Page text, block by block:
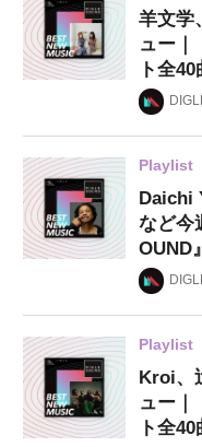
羊文学
ュー｜
ト全
Playlist
Daichi
など今
OUND
Playlist
Kroi、
ュー｜
ト全